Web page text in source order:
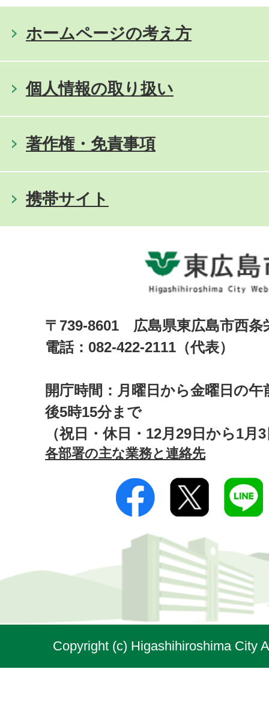
ホームページの考え方
個人情報の取り扱い
著作権・免責事項
携帯サイト
〒739-8601 広島県東広島市西
電話：082-422-2111（代表）
開庁時間：月曜日から金曜日の午
後5時15分まで
（祝日・休日・12月29日から1月
各部署の主な業務と連絡先
Copyright (c) Higashihiroshima City